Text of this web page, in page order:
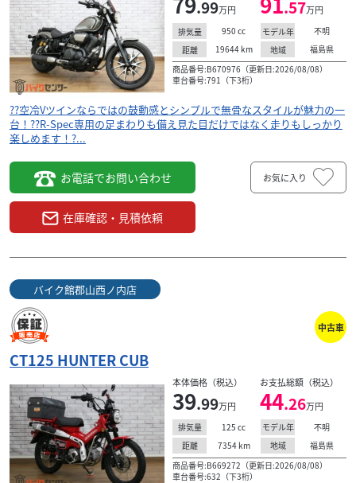
.99万円 .57万円
排気量 950 cc モデル年
不明
距離
19644 km 地域
福島県
商品番号:B670976（更新日:2026/08/08）
車台番号:791（下3桁）
??空冷Vツインならではの鼓動感とシンプルで無骨なスタイルが魅力の一
台！??R-Spec専用の足まわりも備え見た目だけではなく走りもしっかり
楽しめます！?...
お電話でお問い合わせ
在庫確認・見積依頼
お気に入り
バイク館郡山西ノ内店
中古車
CT125 HUNTER CUB
本体価格（税込）
39.99万円
お支払総額（税込）
44.26万円
排気量 125 cc モデル年
不明
距離
7354 km 地域
福島県
商品番号:B669272（更新日:2026/08/08）
車台番号:632（下3桁）